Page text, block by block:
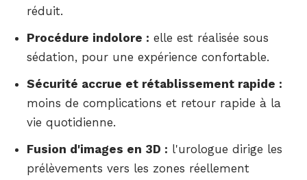
réduit.
Procédure indolore : elle est réalisée sous
sédation, pour une expérience confortable.
Sécurité accrue et rétablissement rapide :
moins de complications et retour rapide à la
vie quotidienne.
Fusion d'images en 3D : l'urologue dirige les
prélèvements vers les zones réellement